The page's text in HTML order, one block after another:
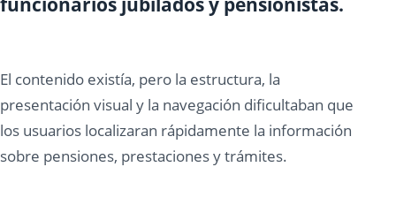
El contenido existía, pero la estructura, la
presentación visual y la navegación dificultaban que
los usuarios localizaran rápidamente la información
sobre pensiones, prestaciones y trámites.